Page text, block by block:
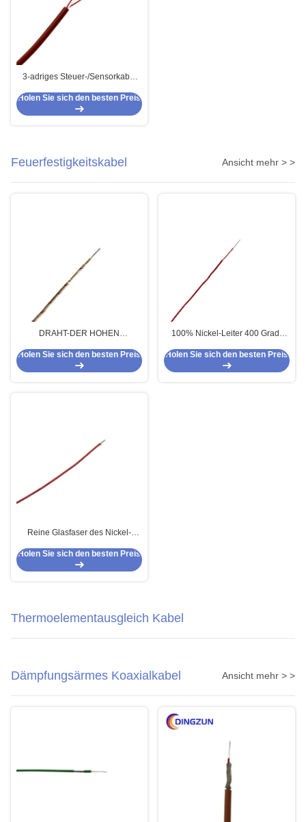
3-adriges Steuer-/Sensorkabel
Silikonummantelung
Holen Sie sich den besten Preis
Feuerfestigkeitskabel Ansicht mehr > >
DRAHT-DER HOHEN
UL5107 FEUERFESTIGKEIT
Holen Sie sich den besten Preis
100% Nickel-Leiter 400 Grad-
Gn400
Holen Sie sich den besten Preis
Reine Glasfaser des Nickel-
Holen Sie sich den besten Preis
Thermoelementausgleich Kabel
Dämpfungsärmes Koaxialkabel Ansicht mehr > >